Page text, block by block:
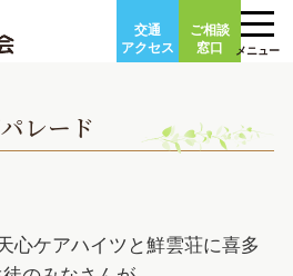
交通
アクセス
ご相談
窓口
メニュー
レード
心ケアハイツと鮮雲荘に喜多